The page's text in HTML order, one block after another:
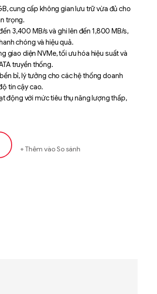
cung cấp không gian lưu trữ vừa đủ cho
trọng.
3,400 MB/s và ghi lên đến 1,800 MB/s,
chóng và hiệu quả.
giao diện NVMe, tối ưu hóa hiệu suất và
truyền thống.
bỉ, lý tưởng cho các hệ thống doanh
tin cậy cao.
động với mức tiêu thụ năng lượng thấp,
Thêm vào So sánh